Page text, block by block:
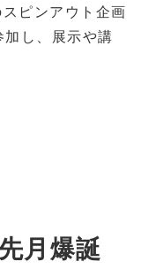
ピンアウト企画
し、展示や講
月爆誕